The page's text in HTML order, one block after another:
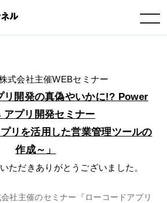
toggle
navigation
式会社主催WEBセミナー
リ開発の真偽やいかに!? Power
アプリ開発セミナー
リを活用した営業管理ツールの
作成～」
ただきありがとうございました。
社主催のセミナー『ローコードアプリ